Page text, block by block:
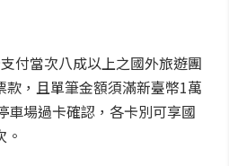
付當次八成以上之國外旅遊團
，且單筆金額須滿新臺幣1萬
車場過卡確認，各卡別可享國